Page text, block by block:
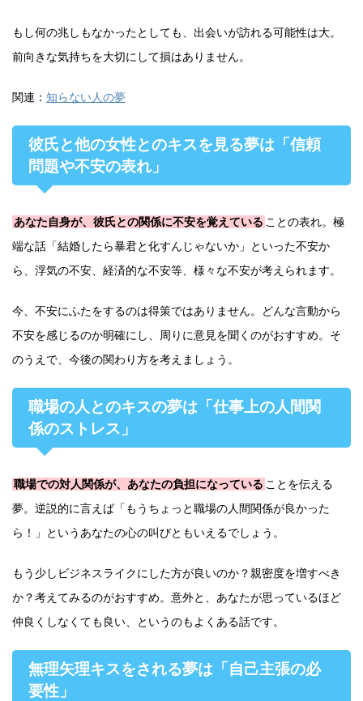
もし何の兆しもなかったとしても、出会いが訪れる可能性は大。
前向きな気持ちを大切にして損はありません。
関連： 知らない人の夢
彼氏と他の女性とのキスを見る夢は「信頼
問題や不安の表れ」
あなた自身が、彼氏との関係に不安を覚えている ことの表れ。極
端な話「結婚したら暴君と化すんじゃないか」といった不安か
ら、浮気の不安、経済的な不安等、様々な不安が考えられます。
今、不安にふたをするのは得策ではありません。どんな言動から
不安を感じるのか明確にし、周りに意見を聞くのがおすすめ。そ
のうえで、今後の関わり方を考えましょう。
職場の人とのキスの夢は「仕事上の人間関
係のストレス」
職場での対人関係が、あなたの負担になっている ことを伝える
夢。逆説的に言えば「もうちょっと職場の人間関係が良かった
ら！」というあなたの心の叫びともいえるでしょう。
もう少しビジネスライクにした方が良いのか？親密度を増すべき
か？考えてみるのがおすすめ。意外と、あなたが思っているほど
仲良くしなくても良い、というのもよくある話です。
無理矢理キスをされる夢は「自己主張の必
要性」